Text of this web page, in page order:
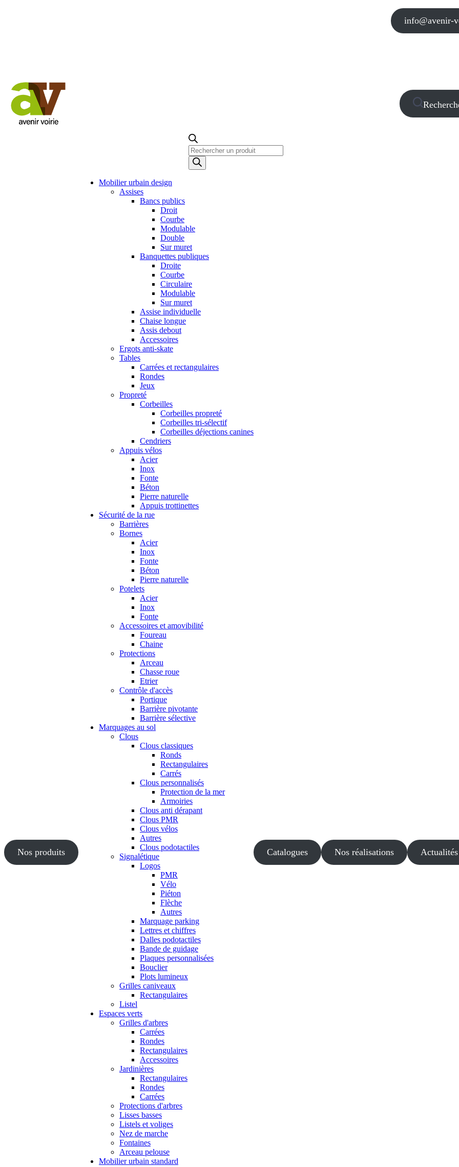
info@avenir-
Recherche
de
produits
Nos produits
Mobilier urbain design
Assises
Bancs publics
Droit
Courbe
Modulable
Double
Sur muret
Banquettes publiques
Droite
Courbe
Circulaire
Modulable
Sur muret
Assise individuelle
Chaise longue
Assis debout
Accessoires
Ergots anti-skate
Tables
Carrées et rectangulaires
Rondes
Jeux
Propreté
Corbeilles
Corbeilles propreté
Corbeilles tri-sélectif
Corbeilles déjections canines
Cendriers
Appuis vélos
Acier
Inox
Fonte
Béton
Pierre naturelle
Appuis trottinettes
Sécurité de la rue
Barrières
Bornes
Acier
Inox
Fonte
Béton
Pierre naturelle
Potelets
Acier
Inox
Fonte
Accessoires et amovibilité
Foureau
Chaine
Protections
Arceau
Chasse roue
Etrier
Contrôle d'accès
Portique
Barrière pivotante
Barrière sélective
Marquages au sol
Clous
Clous classiques
Ronds
Rectangulaires
Carrés
Clous personnalisés
Protection de la mer
Armoiries
Clous anti dérapant
Clous PMR
Clous vélos
Autres
Clous podotactiles
Signalétique
Logos
PMR
Vélo
Piéton
Flèche
Autres
Marquage parking
Lettres et chiffres
Dalles podotactiles
Bande de guidage
Plaques personnalisées
Bouclier
Plots lumineux
Grilles caniveaux
Rectangulaires
Listel
Espaces verts
Grilles d'arbres
Carrées
Rondes
Rectangulaires
Accessoires
Jardinières
Rectangulaires
Rondes
Carrées
Protections d'arbres
Lisses basses
Listels et voliges
Nez de marche
Fontaines
Arceau pelouse
Mobilier urbain standard
Catalogues Nos réalisations Actualités